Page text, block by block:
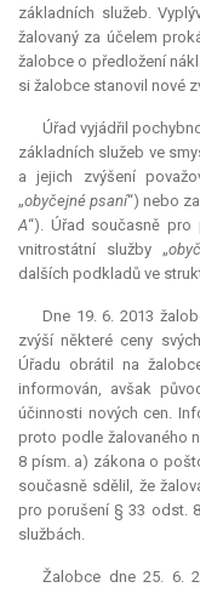
základních služeb.
žalovaný za účelem
žalobce o předložení
si žalobce stanovil nové
Úřad vyjádřil
základních služeb ve
a jejich zvýšení
„obyčejné psaní“) nebo
A“). Úřad současně pro
vnitrostátní služby „
dalších podkladů ve
Dne 19. 6. 2013
zvýší některé ceny
Úřadu obrátil na
informován, avšak
účinnosti nových cen.
proto podle žalovaného
8 písm. a) zákona o
současně sdělil, že
pro porušení § 33 odst.
službách.
Žalobce dne 25. 6.